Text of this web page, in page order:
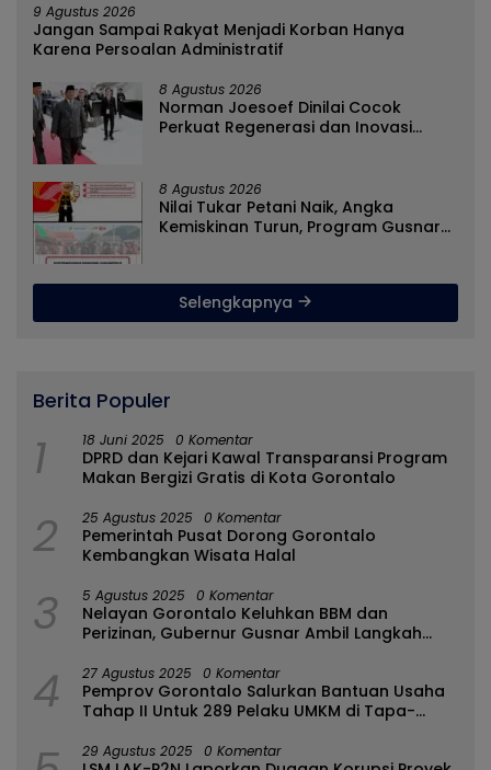
9 Agustus 2026
Jangan Sampai Rakyat Menjadi Korban Hanya
Karena Persoalan Administratif
8 Agustus 2026
Norman Joesoef Dinilai Cocok
Perkuat Regenerasi dan Inovasi
8 Agustus 2026
Nilai Tukar Petani Naik, Angka
Kemiskinan Turun, Program Gusnar-
Selengkapnya
Berita Populer
1 18 Juni 2025 0 Komentar
DPRD dan Kejari Kawal Transparansi Program
Makan Bergizi Gratis di Kota Gorontalo
2 25 Agustus 2025 0 Komentar
Pemerintah Pusat Dorong Gorontalo
Kembangkan Wisata Halal
3 5 Agustus 2025 0 Komentar
Nelayan Gorontalo Keluhkan BBM dan
Perizinan, Gubernur Gusnar Ambil Langkah
4 27 Agustus 2025 0 Komentar
Pemprov Gorontalo Salurkan Bantuan Usaha
Tahap II Untuk 289 Pelaku UMKM di Tapa-
29 Agustus 2025 0 Komentar